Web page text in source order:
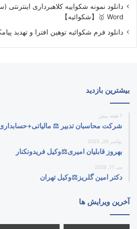
دانلود نمونه شکواییه کلاهبرداری
Word 🥇【شکوائیه】
دانلود فرم شکوائیه توهین افترا و تهدید
بیشترین بازدید
1 هفته پیش
شرکت محاسبان تدبیر ⚖️
نوامبر 26, 2025
بهروز قابلیان امیری⚖️وکیل فریدونکنار
می 11, 2026
دکتر امین گلریز⚖️وکیل تهران
آخرین ویرایش ها